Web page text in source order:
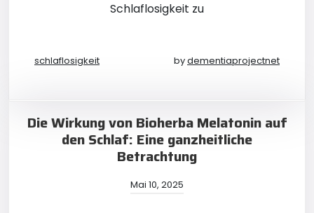
Schlaflosigkeit zu
schlaflosigkeit bydementiaprojectnet
Die Wirkung von Bioherba Melatonin auf
den Schlaf: Eine ganzheitliche
Betrachtung
Mai 10, 2025